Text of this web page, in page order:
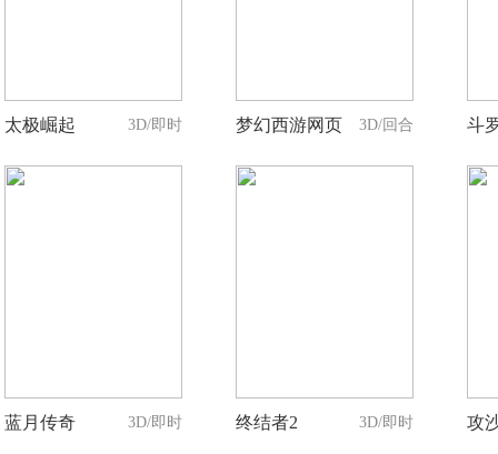
3D/即时
太极崛起 3D/回合
梦幻西游网页 斗
3D/即时
蓝月传奇 3D/即时
终结者2 攻